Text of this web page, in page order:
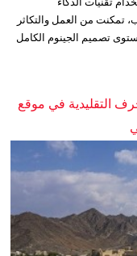
تمكنت من العمل والتكاثر
تصميم الجينوم الكامل
التقليدية في موقع